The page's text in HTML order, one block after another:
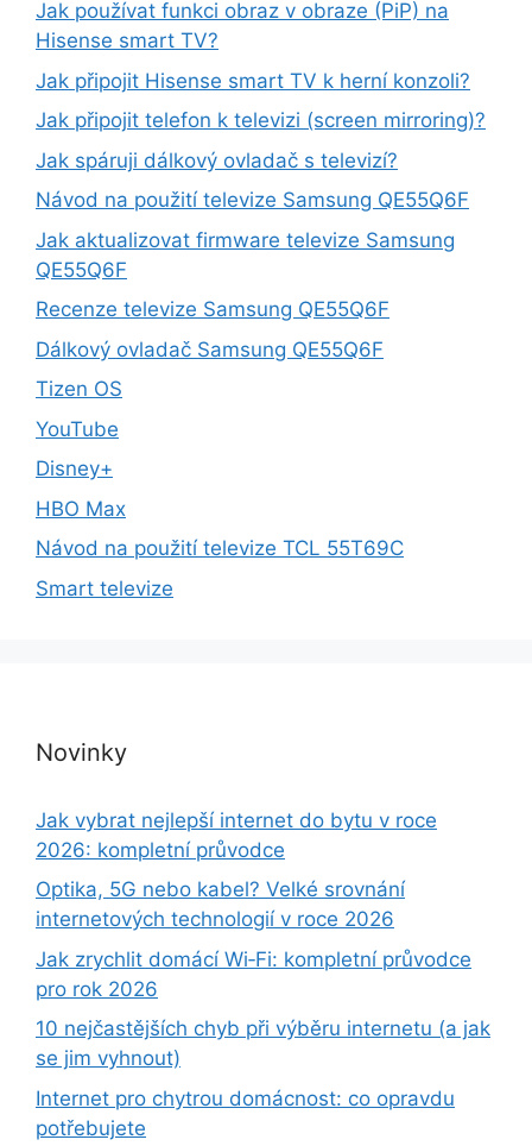
Jak používat funkci obraz v obraze (PiP) na
Hisense smart TV?
Jak připojit Hisense smart TV k herní konzoli?
Jak připojit telefon k televizi (screen mirroring)?
Jak spáruji dálkový ovladač s televizí?
Návod na použití televize Samsung QE55Q6F
Jak aktualizovat firmware televize Samsung
QE55Q6F
Recenze televize Samsung QE55Q6F
Dálkový ovladač Samsung QE55Q6F
Tizen OS
YouTube
Disney+
HBO Max
Návod na použití televize TCL 55T69C
Smart televize
Novinky
Jak vybrat nejlepší internet do bytu v roce
2026: kompletní průvodce
Optika, 5G nebo kabel? Velké srovnání
internetových technologií v roce 2026
Jak zrychlit domácí Wi‑Fi: kompletní průvodce
pro rok 2026
10 nejčastějších chyb při výběru internetu (a jak
se jim vyhnout)
Internet pro chytrou domácnost: co opravdu
potřebujete